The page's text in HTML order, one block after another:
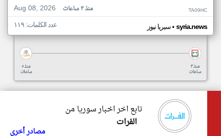
Aug 08, 2026
منذ ٣ ساعات TA09HC
سيريا نيوز• syria.news عدد الكلمات: ١١٩
منذ ٥
ساعات
منذ ٣
ساعات
تابع اخر اخبار سوريا من
الفرات
مصادر أخرى